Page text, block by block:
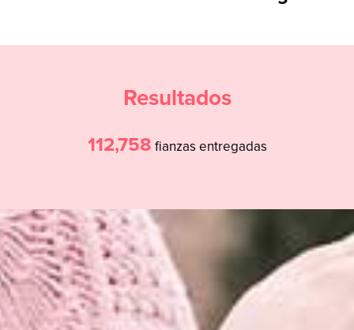
Resultados
112,758 fianzas entregadas